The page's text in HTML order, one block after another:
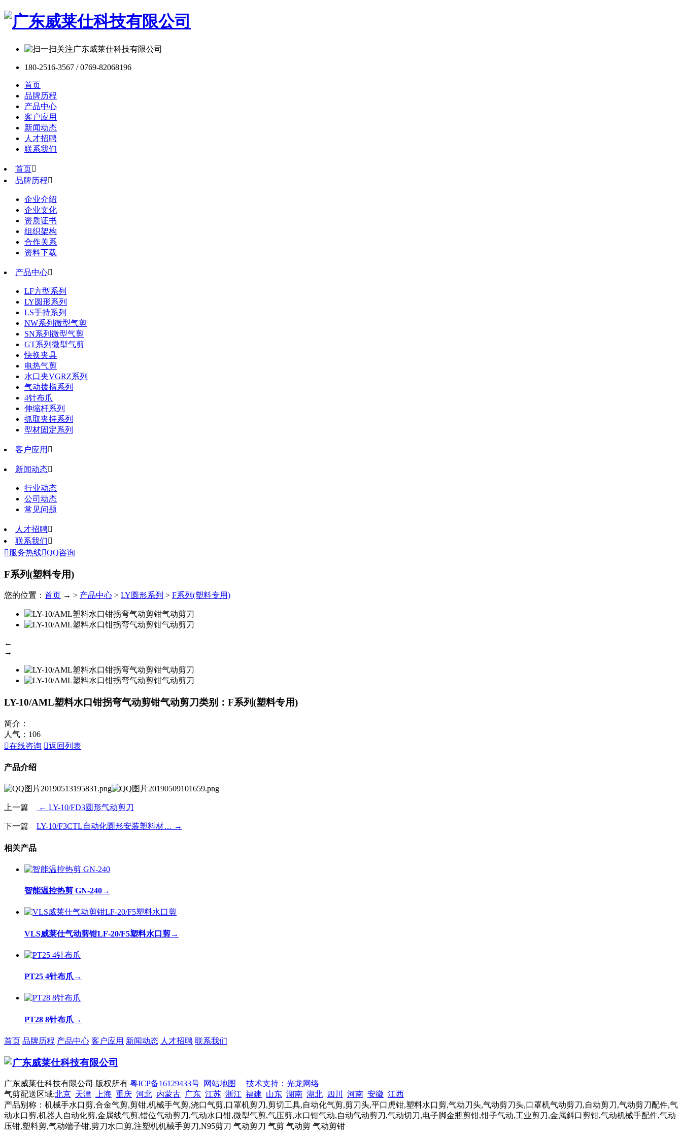
180-2516-3567 / 0769-82068196
首页
品牌历程
产品中心
客户应用
新闻动态
人才招聘
联系我们
首页
品牌历程
企业介绍
企业文化
资质证书
组织架构
合作关系
资料下载
产品中心
LF方型系列
LY圆形系列
LS手持系列
NW系列微型气剪
SN系列微型气剪
GT系列微型气剪
快换夹具
电热气剪
水口夹VGRZ系列
气动拨指系列
4针布爪
伸缩杆系列
抓取夹持系列
型材固定系列
客户应用 
新闻动态
行业动态
公司动态
常见问题
人才招聘
联系我们
 服务热线QQ咨询
F系列(塑料专用)
您的位置： 首页 → > 产品中心 > LY圆形系列 > F系列(塑料专用)
←
→
LY-10/AML塑料水口钳拐弯气动剪钳气动剪刀类别：F系列(塑料专用)
简介：
人气： 106
在线咨询 返回列表
产品介绍
上一篇 ← LY-10/FD3圆形气动剪刀
下一篇 LY-10/F3CTL自动化圆形安装塑料材… →
相关产品
智能温控热剪 GN-240→
VLS威莱仕气动剪钳LF-20/F5塑料水口剪→
PT25 4针布爪 →
PT28 8针布爪 →
首页 品牌历程 产品中心 客户应用 新闻动态 人才招聘 联系我们
广东威莱仕科技有限公司 版权所有 粤ICP备16129433号 网站地图
技术支持：光龙网络
气剪配送区域:北京 天津 上海 重庆 河北 内蒙古 广东 江苏 浙江 福建 山东 湖南 湖北 四川 河南 安徽 江西
产品别称：机械手水口剪,合金气剪,剪钳,机械手气剪,浇口气剪,口罩机剪刀,剪切工具,自动化气剪,剪刀头,平口虎钳,塑料水口剪,气动刀头,气动剪刀头,口罩机气动剪刀,自动剪刀,气动剪刀配件,气
动水口剪,机器人自动化剪,金属线气剪,错位气动剪刀,气动水口钳,微型气剪,气压剪,水口钳气动,自动气动剪刀,气动切刀,电子脚金瓶剪钳,钳子气动,工业剪刀,金属斜口剪钳,气动机械手配件,气动
压钳,塑料剪,气动端子钳,剪刀水口剪,注塑机机械手剪刀,N95剪刀 气动剪刀 气剪 气动剪 气动剪钳